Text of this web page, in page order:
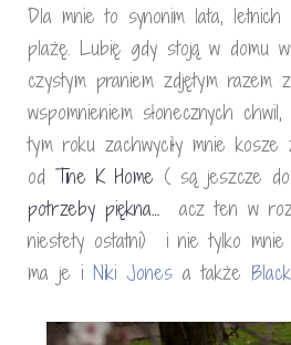
Dla mnie to synonim lata,
plażę. Lubię gdy stoją w domu
czystym praniem zdjętym razem
wspomnieniem słonecznych
tym roku zachwyciły mnie
od Tine K Home ( są jeszcze
potrzeby piękna…
acz ten w
niestety ostatni) i nie tylko
ma je i Niki Jones a także